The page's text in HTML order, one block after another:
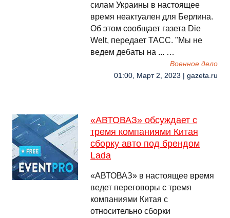
силам Украины в настоящее
время неактуален для Берлина.
Об этом сообщает газета Die
Welt, передает ТАСС. "Мы не
ведем дебаты на ... …
Военное дело
01:00, Март 2, 2023 | gazeta.ru
«АВТОВАЗ» обсуждает с
тремя компаниями Китая
сборку авто под брендом
Lada
«АВТОВАЗ» в настоящее время
ведет переговоры с тремя
компаниями Китая с
относительно сборки